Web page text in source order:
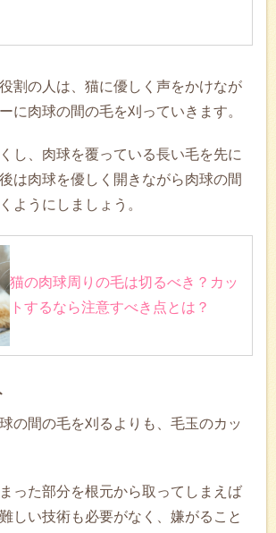
割の人は、猫に優しく声をかけなが
に肉球の間の毛を刈っていきます。
し、肉球を覆っている長い毛を先に
は肉球を優しく開きながら肉球の間
ようにしましょう。
猫の肉球周りの毛は切るべき？カッ
トするなら注意すべき点とは？
の間の毛を刈るよりも、毛玉のカッ
った部分を根元から取ってしまえば
しい技術も必要がなく、嫌がること